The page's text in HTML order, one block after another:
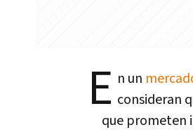
E n un
consideran
que prometen